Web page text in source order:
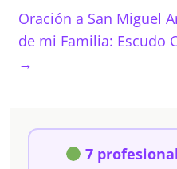
Oración a San Miguel
de mi Familia: Escudo
→
7